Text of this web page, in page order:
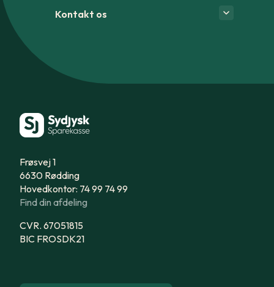
Kontakt os
Frøsvej 1
6630 Rødding
Hovedkontor: 74 99 74 99
Find din afdeling
CVR. 67051815
BIC FROSDK21